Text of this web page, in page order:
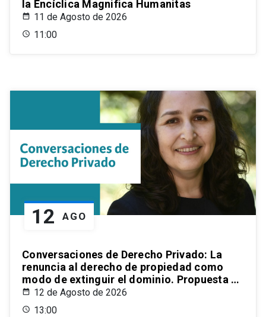
la Encíclica Magnifica Humanitas
11 de Agosto de 2026
11:00
12 AGO
Conversaciones de Derecho Privado: La
renuncia al derecho de propiedad como
modo de extinguir el dominio. Propuesta de
un estatuto para el ordenamiento civil
chileno
12 de Agosto de 2026
13:00